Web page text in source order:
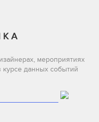
мероприятиях
курсе данных событий